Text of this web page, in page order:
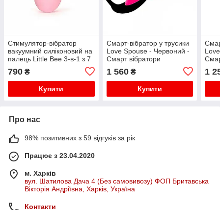
Стимулятор-вібратор
вакуумний силіконовий на
палець Little Bee 3-в-1 з 7
790 ₴
Купити
Смарт-вібратор у трусики
Love Spouse - Червоний -
Смарт вібратори
1 560₴
Купити
1
Про нас
98% позитивних з 59 відгуків за рік
Працює з 23.04.2020
м. Харків
вул. Шатилова Дача 4 (Без самовивозу) ФОП Бритавська
Вікторія Андріївна, Харків, Україна
Контакти